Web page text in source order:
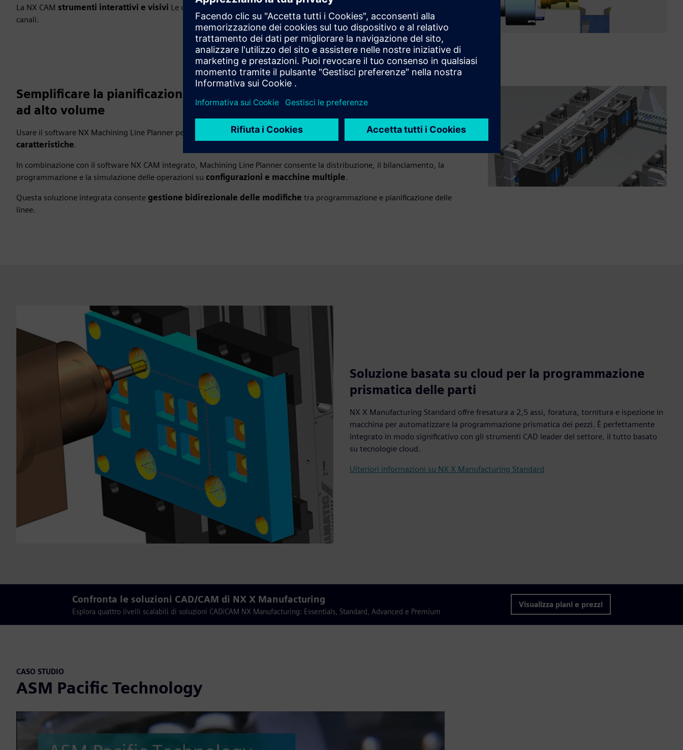
La NX CAM strumenti interattivi e visivi Le consenta di programmare e sincronizzare la sequenza di lavorazione su più
canali.
Semplificare la pianificazione delle lavorazioni meccaniche di produzione
ad alto volume
Usare il software NX Machining Line Planner per la produzione ad alto volume di parti complicate con molte
caratteristiche.
In combinazione con il software NX CAM integrato, Machining Line Planner consente la distribuzione, il bilanciamento, la
programmazione e la simulazione delle operazioni su configurazioni e macchine multiple.
Questa soluzione integrata consente gestione bidirezionale delle modifiche tra programmazione e pianificazione delle
linee.
Soluzione basata su cloud per la programmazione
prismatica delle parti
NX X Manufacturing Standard offre fresatura a 2,5 assi, foratura, tornitura e ispezione in
macchina per automatizzare la programmazione prismatica dei pezzi. È perfettamente
integrato in modo significativo con gli strumenti CAD leader del settore, il tutto basato
su tecnologie cloud.
Ulteriori informazioni su NX X Manufacturing Standard
Confronta le soluzioni CAD/CAM di NX X Manufacturing
Esplora quattro livelli scalabili di soluzioni CAD/CAM NX Manufacturing: Essentials, Standard, Advanced e Premium
Visualizza piani e prezzi
CASO STUDIO
ASM Pacific Technology